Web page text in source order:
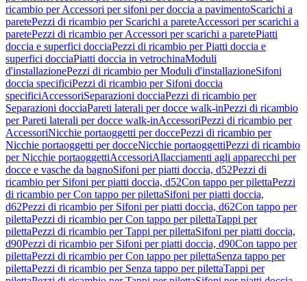
ricambio per Accessori per sifoni per doccia a pavimentoScarichi a
paretePezzi di ricambio per Scarichi a pareteAccessori per scarichi a
paretePezzi di ricambio per Accessori per scarichi a paretePiatti
doccia e superfici docciaPezzi di ricambio per Piatti doccia e
superfici docciaPiatti doccia in vetrochinaModuli
d'installazionePezzi di ricambio per Moduli d'installazioneSifoni
doccia specificiPezzi di ricambio per Sifoni doccia
specificiAccessoriSeparazioni docciaPezzi di ricambio per
Separazioni docciaPareti laterali per docce walk-inPezzi di ricambio
per Pareti laterali per docce walk-inAccessoriPezzi di ricambio per
AccessoriNicchie portaoggetti per doccePezzi di ricambio per
Nicchie portaoggetti per docceNicchie portaoggettiPezzi di ricambio
per Nicchie portaoggettiAccessoriAllacciamenti agli apparecchi per
docce e vasche da bagnoSifoni per piatti doccia, d52Pezzi di
ricambio per Sifoni per piatti doccia, d52Con tappo per pilettaPezzi
di ricambio per Con tappo per pilettaSifoni per piatti doccia,
d62Pezzi di ricambio per Sifoni per piatti doccia, d62Con tappo per
pilettaPezzi di ricambio per Con tappo per pilettaTappi per
pilettaPezzi di ricambio per Tappi per pilettaSifoni per piatti doccia,
d90Pezzi di ricambio per Sifoni per piatti doccia, d90Con tappo per
pilettaPezzi di ricambio per Con tappo per pilettaSenza tappo per
pilettaPezzi di ricambio per Senza tappo per pilettaTappi per